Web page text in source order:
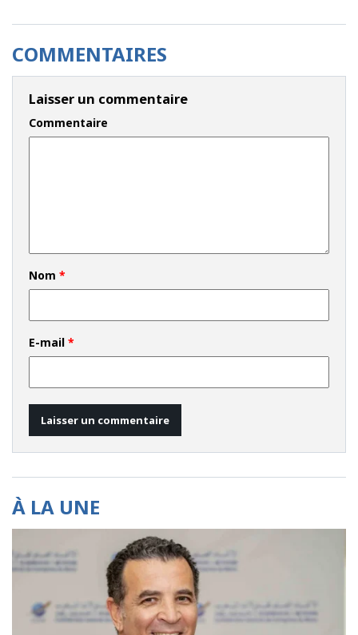
COMMENTAIRES
Laisser un commentaire
Commentaire
Nom *
E-mail *
À LA UNE